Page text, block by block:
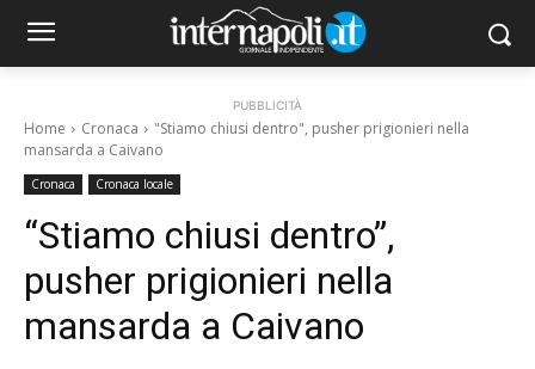
PUBBLICITÀ
Home Cronaca
"Stiamo chiusi dentro", pusher prigionieri nella
mansarda a Caivano
Cronaca Cronaca locale
“Stiamo chiusi dentro”,
pusher prigionieri nella
mansarda a Caivano